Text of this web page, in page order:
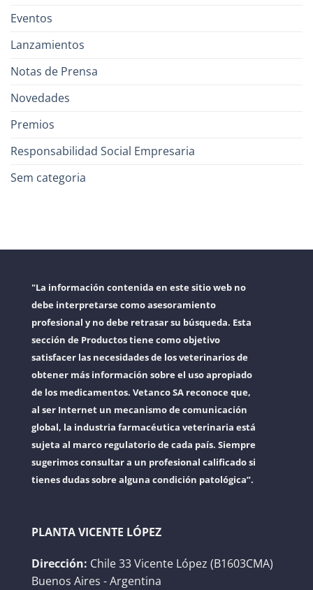
Eventos
Lanzamientos
Notas de Prensa
Novedades
Premios
Responsabilidad Social Empresaria
Sem categoria
"La información contenida en este sitio web no
debe interpretarse como asesoramiento
profesional y no debe retrasar su búsqueda. Esta
sección de Productos tiene como objetivo
satisfacer las necesidades de los veterinarios de
obtener más información sobre el uso apropiado
de los medicamentos. Vetanco SA reconoce que,
al ser Internet un mecanismo de comunicación
global, la industria farmacéutica veterinaria está
sujeta al marco regulatorio de cada país. Siempre
sugerimos consultar a un profesional calificado si
tienes dudas sobre alguna condición patológica”.
PLANTA VICENTE LÓPEZ
Dirección: Chile 33 Vicente López (B1603CMA)
Buenos Aires - Argentina